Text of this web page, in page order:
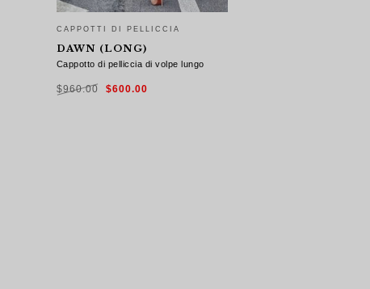
CAPPOTTI DI PELLICCIA
DAWN (LONG)
Cappotto di pelliccia di volpe lungo
$960.00
Il
prezzo
$600.00prezzo